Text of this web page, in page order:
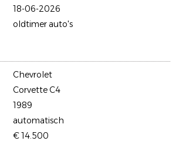
18-06-2026
oldtimer auto's
Chevrolet
Corvette C4
1989
automatisch
€ 14.500